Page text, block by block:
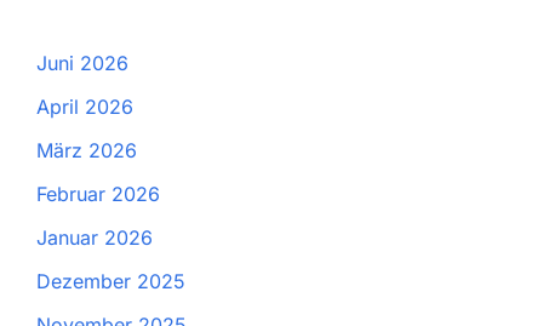
Juni 2026
April 2026
März 2026
Februar 2026
Januar 2026
Dezember 2025